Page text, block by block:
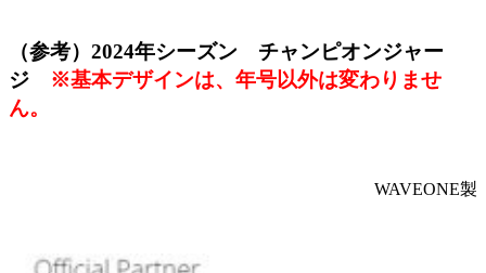
（参考）2024年シーズン チャンピオンジャー
ジ ※基本デザインは、年号以外は変わりませ
ん。
WAVEONE製